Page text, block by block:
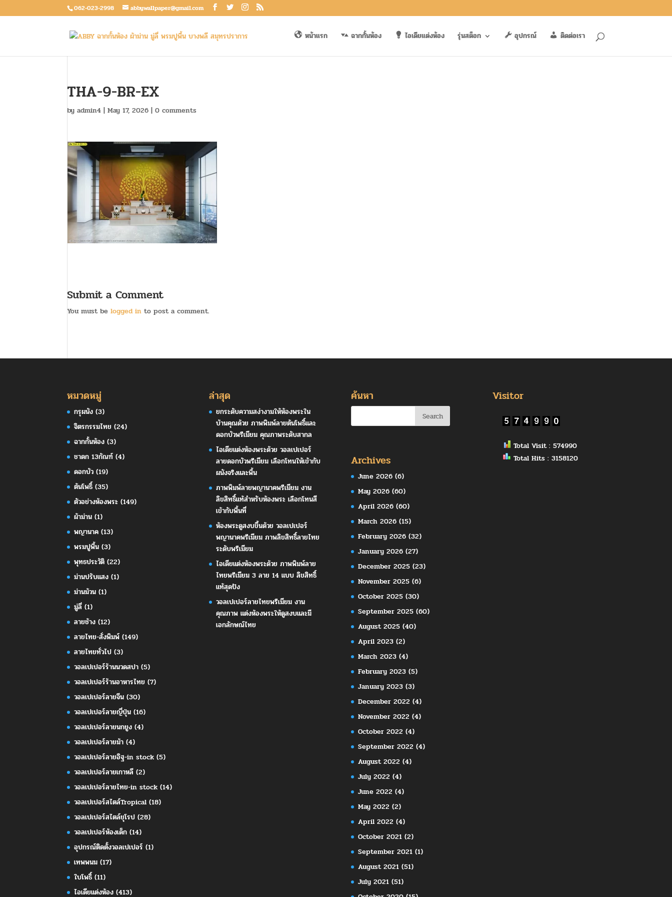
062-023-2998 abbywallpaper@gmail.com
หน้าแรก ฉากกั้นห้อง ไอเดียแต่งห้อง รุ่นสต็อก อุปกรณ์ ติดต่อเรา
THA-9-BR-EX
byadmin4 |May 17, 2026 |0 comments
Submit a Comment
You must belogged in to post a comment.
หมวดหมู่
กรุผนัง (3)
จิตรกรรมไทย (24)
ฉากกั้นห้อง (3)
ชาดก 13กัณฑ์ (4)
ดอกบัว (19)
ต้นโพธิ์ (35)
ตัวอย่างห้องพระ (149)
ผ้าม่าน (1)
พญานาค (13)
พรมปูพื้น (3)
พุทธประวัติ (22)
ม่านปรับแสง (1)
ม่านม้วน (1)
มู่ลี่ (1)
ลายช้าง (12)
ลายไทย-สั่งพิมพ์ (149)
ลายไทยทั่วไป (3)
วอลเปเปอร์ร้านนวดสปา (5)
วอลเปเปอร์ร้านอาหารไทย (7)
วอลเปเปอร์ลายจีน (30)
วอลเปเปอร์ลายญี่ปุ่น (16)
วอลเปเปอร์ลายนกยูง (4)
วอลเปเปอร์ลายม้า (4)
วอลเปเปอร์ลายอิฐ-in stock (5)
วอลเปเปอร์ลายเกาหลี (2)
วอลเปเปอร์ลายไทย-in stock (14)
วอลเปเปอร์สไตล์Tropical (18)
วอลเปเปอร์สไตล์ยุโรป (28)
วอลเปเปอร์ห้องเด็ก (14)
อุปกรณ์ติดตั้งวอลเปเปอร์ (1)
เทพพนม (17)
ใบโพธิ์ (11)
ไอเดียแต่งห้อง (413)
ล่าสุด
ยกระดับความสง่างามให้ห้องพระใน
บ้านคุณด้วย ภาพพิมพ์ลายต้นโพธิ์และ
ดอกบัวพรีเมียม คุณภาพระดับสากล
ไอเดียแต่งห้องพระด้วย วอลเปเปอร์
ลายดอกบัวพรีเมียม เลือกโทนให้เข้ากับ
ผนังจริงและพื้น
ภาพพิมพ์ลายพญานาคพรีเมียม งาน
ลิขสิทธิ์แท้สำหรับห้องพระ เลือกโทนสี
เข้ากับพื้นที่
ห้องพระดูสงบขึ้นด้วย วอลเปเปอร์
พญานาคพรีเมียม ภาพลิขสิทธิ์ลายไทย
ระดับพรีเมียม
ไอเดียแต่งห้องพระด้วย ภาพพิมพ์ลาย
ไทยพรีเมียม 3 ลาย 14 แบบ ลิขสิทธิ์
แท้สุดปัง
วอลเปเปอร์ลายไทยพรีเมียม งาน
คุณภาพ แต่งห้องพระให้ดูสงบและมี
เอกลักษณ์ไทย
ค้นหา
Archives
June 2026(6)
May 2026(60)
April 2026(60)
March 2026(15)
February 2026(32)
January 2026(27)
December 2025(23)
November 2025(6)
October 2025(30)
September 2025(60)
August 2025(40)
April 2023(2)
March 2023(4)
February 2023(5)
January 2023(3)
December 2022 (4)
November 2022 (4)
October 2022 (4)
September 2022 (4)
August 2022 (4)
July 2022 (4)
June 2022 (4)
May 2022 (2)
April 2022 (4)
October 2021(2)
September 2021(1)
August 2021(51)
July 2021(51)
Visitor
Total Visit : 574990
Total Hits : 3158120